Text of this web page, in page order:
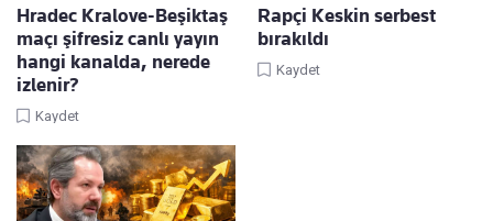
Hradec Kralove-Beşiktaş
maçı şifresiz canlı yayın
hangi kanalda, nerede
izlenir?
Kaydet
Rapçi Keskin serbest
bırakıldı
Kaydet